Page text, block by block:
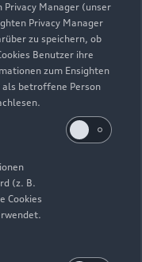
Manager (unser
Privacy Manager
zu speichern, ob
Benutzer ihre
zum Ensighten
als betroffene Person
(z. B.
Cookies